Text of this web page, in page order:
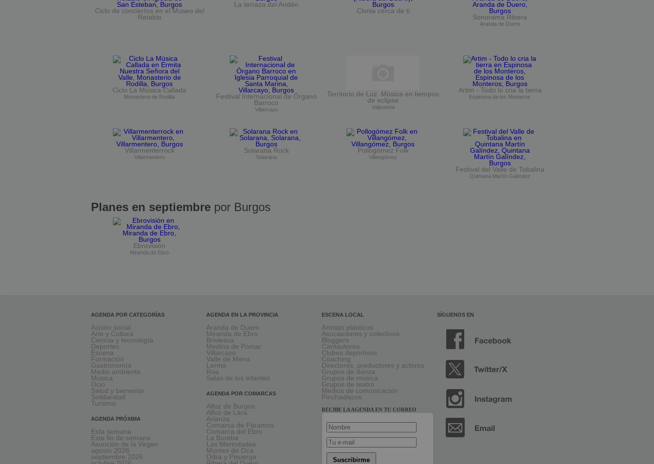
Ciclo de conciertos en el Museo del
Retablo
La terraza del Andén
Clvnia cerca de ti
Sonorama Ribera
Aranda de Duero
Ciclo La Música Callada
Monasterio de Rodilla
Festival Internacional de Órgano
Barroco
Villarcayo
Territorio de Luz. Música en tiempos
de eclipse
Valpuesta
Artim - Todo lo cria la tierra
Espinosa de los Monteros
Villarmenterrock
Villarmentero
Solarana Rock
Solarana
Pollogómez Folk
Villangómez
Festival del Valle de Tobalina
Quintana Martín Galíndez
Planes en septiembre por Burgos
Ebrovisión
Miranda de Ebro
AGENDA POR CATEGORÍAS
Acción social
Arte y Cultura
Ciencia y tecnología
Deportes
Escena
Formación
Gastronomía
Medio ambiente
Música
Ocio
Salud y bienestar
Solidaridad
Turismo
AGENDA PRÓXIMA
Esta semana
Este fin de semana
Asunción de la Virgen
agosto 2026
septiembre 2026
AGENDA EN LA PROVINCIA
Aranda de Duero
Miranda de Ebro
Briviesca
Medina de Pomar
Villarcayo
Valle de Mena
Lerma
Roa
Salas de los infantes
AGENDA POR COMARCAS
Alfoz de Burgos
Alfoz de Lara
Arlanza
Comarca de Páramos
Comarca del Ebro
La Bureba
Las Merindades
Montes de Oca
Odra y Pisuerga
ESCENA LOCAL
Artistas plásticos
Asociaciones y colectivos
Bloggers
Cantautores
Clubes deportivos
Coaching
Directores, productores y actores
Grupos de danza
Grupos de música
Grupos de teatro
Medios de comunicación
Pinchadiscos
RECIBE LA AGENDA EN TU CORREO
Suscribirme
SÍGUENOS EN